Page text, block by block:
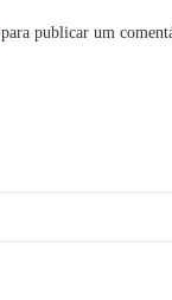
para publicar um